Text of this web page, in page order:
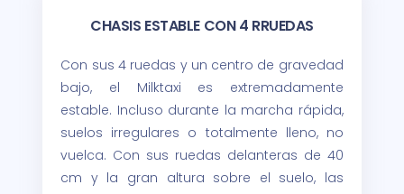
CHASIS ESTABLE CON 4 RRUEDAS
Con sus 4 ruedas y un centro de gravedad
bajo, el Milktaxi es extremadamente
estable. Incluso durante la marcha rápida,
suelos irregulares o totalmente lleno, no
vuelca. Con sus ruedas delanteras de 40
cm y la gran altura sobre el suelo, las